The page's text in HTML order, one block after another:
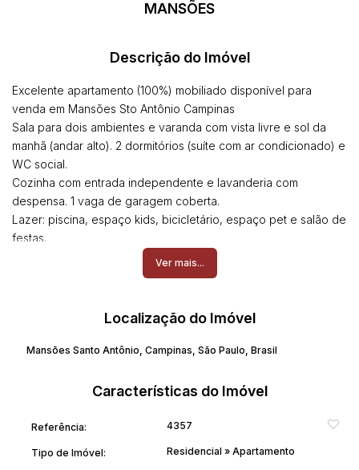
MANSÕES
Descrição do Imóvel
Excelente apartamento (100%) mobiliado disponível para
venda em Mansões Sto Antônio Campinas
Sala para dois ambientes e varanda com vista livre e sol da
manhã (andar alto). 2 dormitórios (suíte com ar condicionado) e
WC social.
Cozinha com entrada independente e lavanderia com
despensa. 1 vaga de garagem coberta.
Lazer: piscina, espaço kids, bicicletário, espaço pet e salão de
festas.
Maiores informações e visitas (19) 981274288 Rodrigo
Ver mais...
Localização do Imóvel
Mansões Santo Antônio, Campinas, São Paulo, Brasil
Características do Imóvel
Referência: 4357
Tipo de Imóvel: Residencial » Apartamento